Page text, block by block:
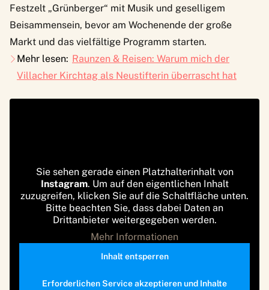
Festzelt „Grünberger“ mit Musik und geselligem
Beisammensein, bevor am Wochenende der große
Markt und das vielfältige Programm starten.
Mehr lesen: Raunzen & Reisen: Warum mich der
Villacher Kirchtag als Neustifterin überrascht hat
Sie sehen gerade einen Platzhalterinhalt von
Instagram. Um auf den eigentlichen Inhalt
zuzugreifen, klicken Sie auf die Schaltfläche unten.
Bitte beachten Sie, dass dabei Daten an
Drittanbieter weitergegeben werden.
Mehr Informationen
Inhalt entsperren
Erforderlichen Service akzeptieren und Inhalte